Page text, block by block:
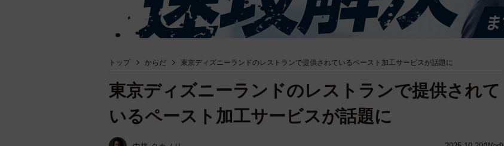
トップ からだ 東京ディズニーランドのレストランで提供されているペースト加工サービスが話題に
東京ディズニーランドのレストランで提供されて
いるペースト加工サービスが話題に